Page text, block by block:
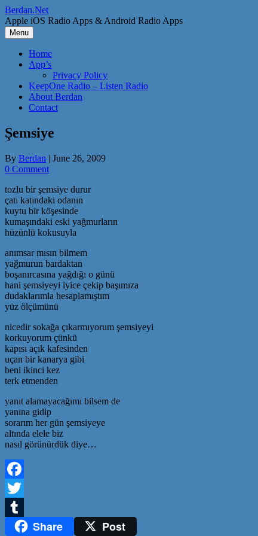
Skip
to
content
Berdan.Net
Apple iOS Radio Apps & Android Radio Apps
Menu
Home
App’s
Privacy Policy
KeepOne Radio – Listen Radio
About Berdan
Contact
Şemsiye
By Berdan | June 26, 2009
0 Comment
tozlu bir şemsiye durur
çatı katındaki odanın
kuytu bir köşesinde
kumaşındaki eski yağmurların
hüzünlü kokusuyla
anımsar mısın bilmem
yağmurun bardaktan
boşanırcasına yağdığı o günü
hani şemsiyeyi iyice çekip başımıza
dudaklarımla hesaplamıştım
yüz ölçümünü
nicedir sokağa çıkarmıyorum şemsiyeyi
korkuyorum çünkü
kapısı açık kafesinden
uçan bir kanarya gibi
beni ikinci kez
terk etmenden
yanıt alamayacağımı bilsem de
yanına gidip
sorarım her gün şemsiyeye
altında elele biz
nasıl görünürdük diye…
Facebook
Twitter
Tumblr Share Post